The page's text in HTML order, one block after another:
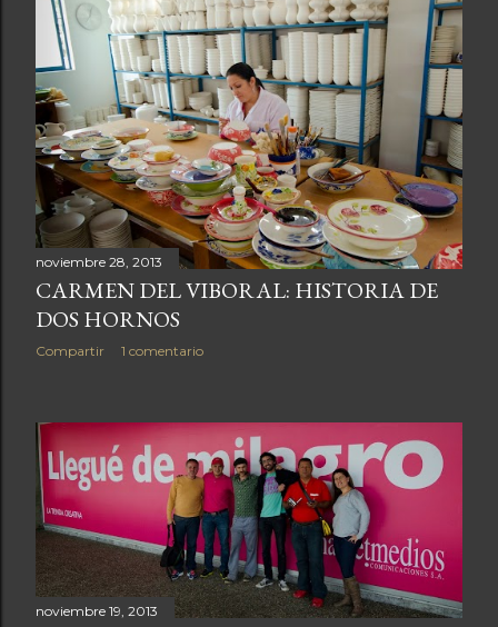
a
d
a
s
noviembre 28, 2013
CARMEN DEL VIBORAL: HISTORIA DE
DOS HORNOS
Compartir 1 comentario
noviembre 19, 2013